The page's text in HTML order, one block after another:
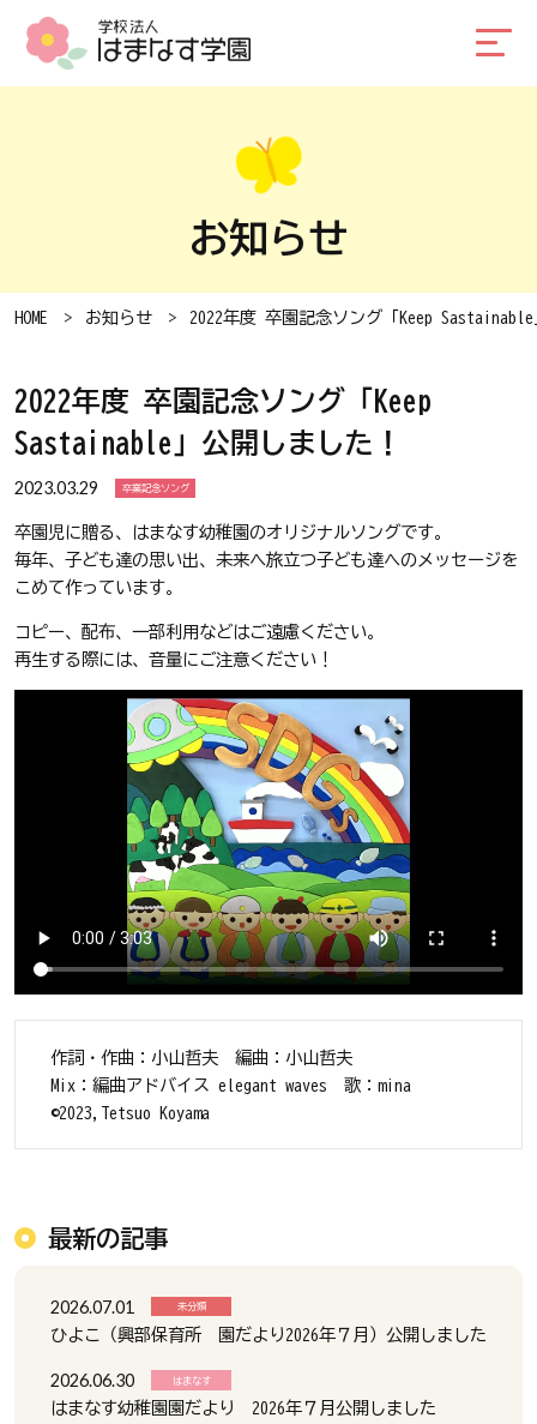
お知らせ
HOME お知らせ 2022年度 卒園記念ソング「Keep
2022年度 卒園記念ソング「Keep
Sastainable」公開しました！
2023.03.29 卒業記念ソング
卒園児に贈る、はまなす幼稚園のオリジナルソングです。
毎年、子ども達の思い出、未来へ旅立つ子ども達へのメッセージを
こめて作っています。
コピー、配布、一部利用などはご遠慮ください。
再生する際には、音量にご注意ください！
作詞・作曲：小山哲夫 編曲：小山哲夫
Mix：編曲アドバイス elegant waves 歌：mina
©2023,Tetsuo Koyama
最新の記事
2026.07.01 未分類
ひよこ（興部保育所 園だより2026年７月）公開しました
2026.06.30 はまなす
はまなす幼稚園園だより 2026年７月公開しました